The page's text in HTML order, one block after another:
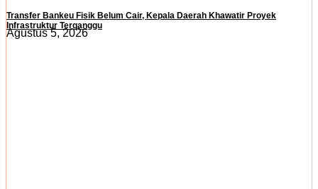
Transfer Bankeu Fisik Belum Cair, Kepala Daerah Khawatir Proyek
Infrastruktur Terganggu
Agustus 5, 2026